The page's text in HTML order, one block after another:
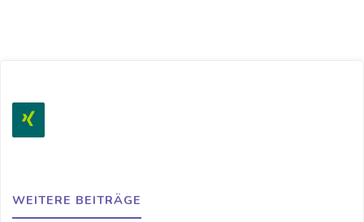
WEITERE BEITRÄGE